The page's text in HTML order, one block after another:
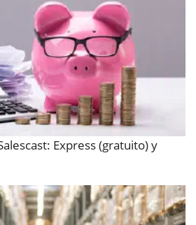
Express (gratuito) y